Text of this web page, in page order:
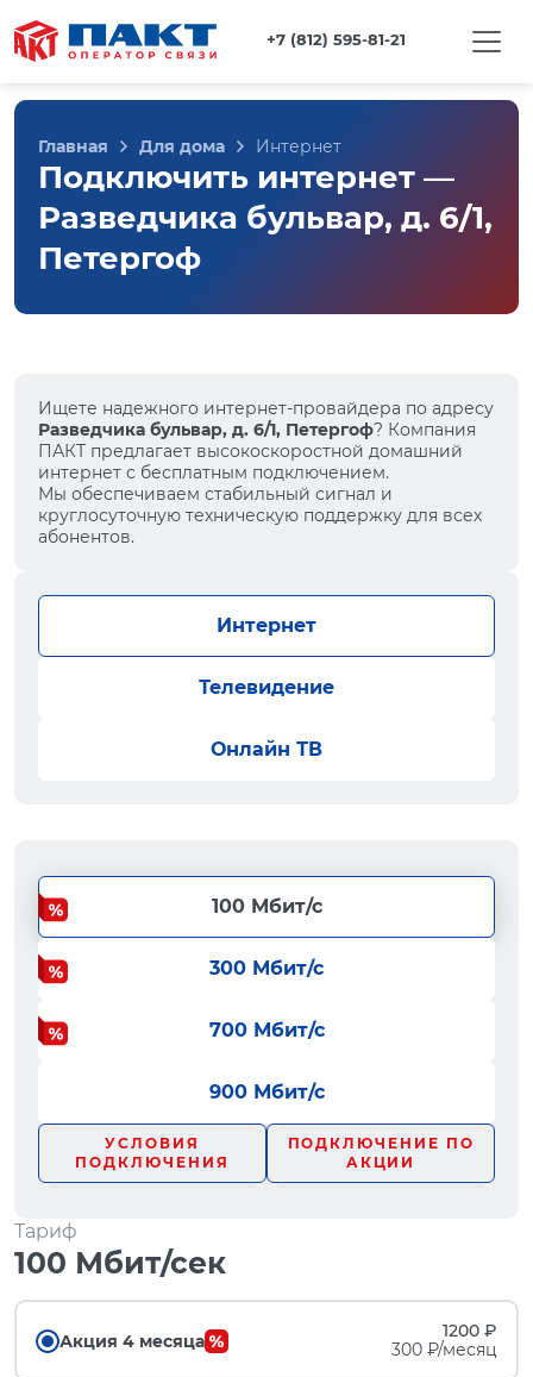
+7 (812) 595-81-21
Главная Для дома Интернет
Подключить интернет —
Разведчика бульвар, д. 6/1,
Петергоф
Ищете надежного интернет-провайдера по адресу
Разведчика бульвар, д. 6/1, Петергоф? Компания
ПАКТ предлагает высокоскоростной домашний
интернет с бесплатным подключением.
Мы обеспечиваем стабильный сигнал и
круглосуточную техническую поддержку для всех
абонентов.
Интернет
Телевидение
Онлайн ТВ
100 Мбит/с
300 Мбит/с
700 Мбит/с
900 Мбит/с
УСЛОВИЯ
ПОДКЛЮЧЕНИЯ
ПОДКЛЮЧЕНИЕ ПО
АКЦИИ
Тариф
100 Мбит/сек
Акция 4 месяца
1200 ₽
300 ₽/месяц